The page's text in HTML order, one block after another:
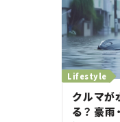
Lifestyle
クルマが
る？ 豪雨